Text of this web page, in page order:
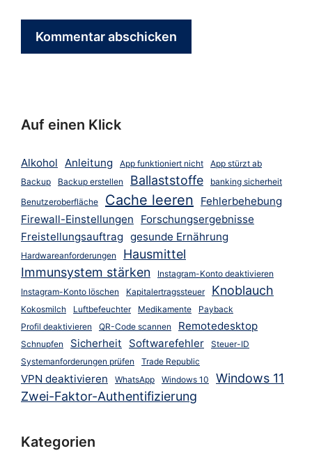
Auf einen Klick
Alkohol Anleitung App funktioniert nicht
App stürzt ab
Backup
Backup erstellen Ballaststoffe
banking sicherheit
Benutzeroberfläche
Cache leeren
Fehlerbehebung
Firewall-Einstellungen
Forschungsergebnisse
Freistellungsauftrag gesunde Ernährung
Hardwareanforderungen
Hausmittel
Immunsystem stärken
Instagram-Konto deaktivieren
Instagram-Konto löschen
Kapitalertragssteuer Knoblauch
Kokosmilch Luftbefeuchter Medikamente
Payback
Profil deaktivieren
QR-Code scannen Remotedesktop
Schnupfen Sicherheit Softwarefehler
Steuer-ID
Systemanforderungen prüfen
Trade Republic
VPN deaktivieren WhatsApp Windows 10
Windows 11
Zwei-Faktor-Authentifizierung
Kategorien